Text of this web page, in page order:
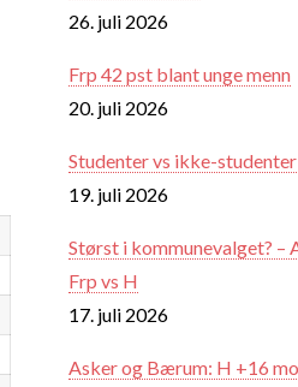
26. juli 2026
Frp 42 pst blant unge menn
20. juli 2026
Studenter vs ikke-studenter
19. juli 2026
Størst i kommunevalget? –
Frp vs H
17. juli 2026
Asker og Bærum: H +16